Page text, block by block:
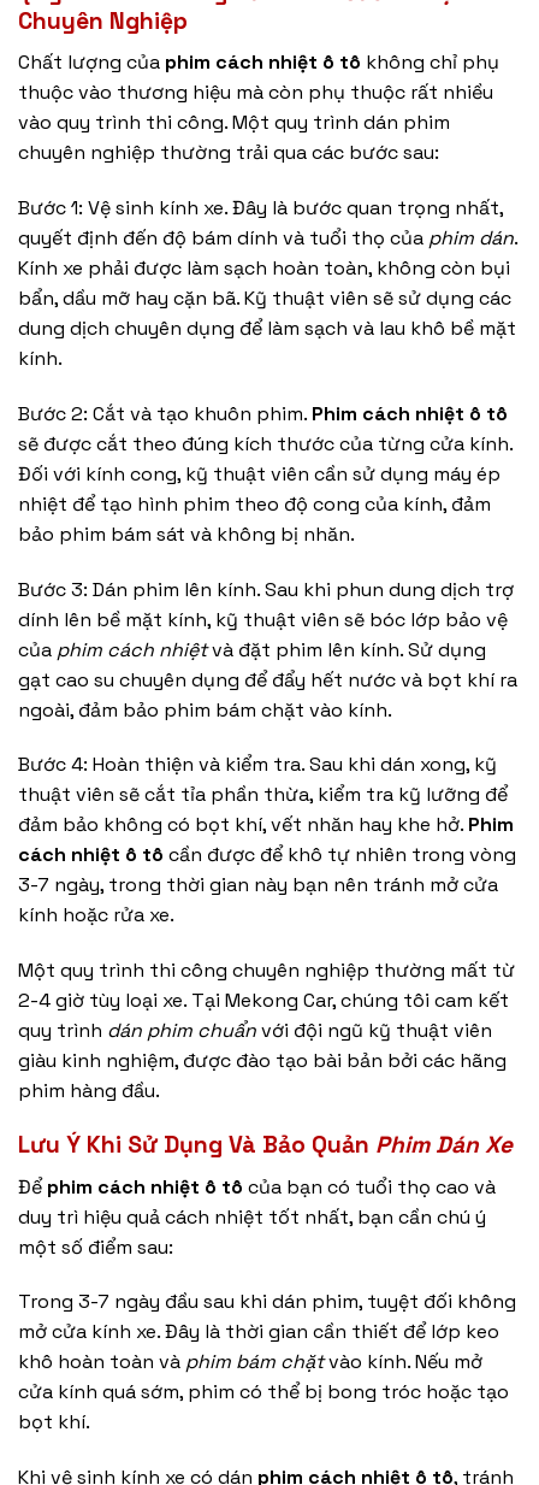
Chuyên Nghiệp
Chất lượng của phim cách nhiệt ô tô không chỉ phụ
thuộc vào thương hiệu mà còn phụ thuộc rất nhiều
vào quy trình thi công. Một quy trình dán phim
chuyên nghiệp thường trải qua các bước sau:
Bước 1: Vệ sinh kính xe. Đây là bước quan trọng nhất,
quyết định đến độ bám dính và tuổi thọ của phim dán.
Kính xe phải được làm sạch hoàn toàn, không còn bụi
bẩn, dầu mỡ hay cặn bã. Kỹ thuật viên sẽ sử dụng các
dung dịch chuyên dụng để làm sạch và lau khô bề mặt
kính.
Bước 2: Cắt và tạo khuôn phim. Phim cách nhiệt ô tô
sẽ được cắt theo đúng kích thước của từng cửa kính.
Đối với kính cong, kỹ thuật viên cần sử dụng máy ép
nhiệt để tạo hình phim theo độ cong của kính, đảm
bảo phim bám sát và không bị nhăn.
Bước 3: Dán phim lên kính. Sau khi phun dung dịch trợ
dính lên bề mặt kính, kỹ thuật viên sẽ bóc lớp bảo vệ
của phim cách nhiệtvà đặt phim lên kính. Sử dụng
gạt cao su chuyên dụng để đẩy hết nước và bọt khí ra
ngoài, đảm bảo phim bám chặt vào kính.
Bước 4: Hoàn thiện và kiểm tra. Sau khi dán xong, kỹ
thuật viên sẽ cắt tỉa phần thừa, kiểm tra kỹ lưỡng để
đảm bảo không có bọt khí, vết nhăn hay khe hở. Phim
cách nhiệt ô tô cần được để khô tự nhiên trong vòng
3-7 ngày, trong thời gian này bạn nên tránh mở cửa
kính hoặc rửa xe.
Một quy trình thi công chuyên nghiệp thường mất từ
2-4 giờ tùy loại xe. Tại Mekong Car, chúng tôi cam kết
quy trình dán phim chuẩnvới đội ngũ kỹ thuật viên
giàu kinh nghiệm, được đào tạo bài bản bởi các hãng
phim hàng đầu.
Lưu Ý Khi Sử Dụng Và Bảo Quản Phim Dán Xe
Đểphim cách nhiệt ô tô của bạn có tuổi thọ cao và
duy trì hiệu quả cách nhiệt tốt nhất, bạn cần chú ý
một số điểm sau:
Trong 3-7 ngày đầu sau khi dán phim, tuyệt đối không
mở cửa kính xe. Đây là thời gian cần thiết để lớp keo
khô hoàn toàn và phim bám chặtvào kính. Nếu mở
cửa kính quá sớm, phim có thể bị bong tróc hoặc tạo
bọt khí.
Khi vệ sinh kính xe có dán phim cách nhiệt ô tô, tránh